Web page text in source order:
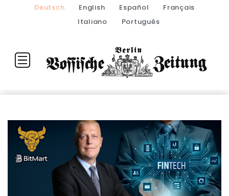
Deutsch English Español
Français
Italiano
Português